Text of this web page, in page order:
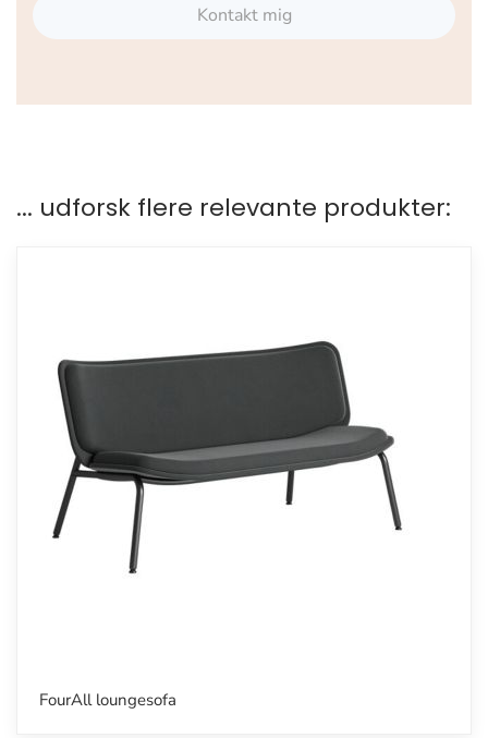
Kontakt mig
... udforsk flere relevante produkter:
FourAll loungesofa